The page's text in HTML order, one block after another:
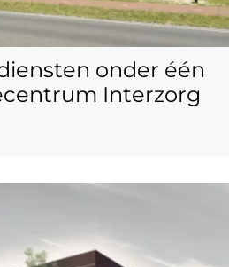
onder één
Interzorg